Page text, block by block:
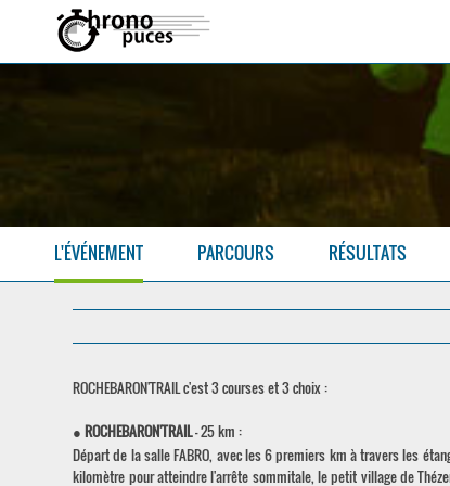
L'ÉVÉNEMENT PARCOURS RÉSULTATS
ROCHEBARON'TRAIL c'est 3 courses et 3 choix :
●ROCHEBARON'TRAIL- 25 km :
Départ de la salle FABRO, avec les 6 premiers km à travers les
kilomètre pour atteindre l'arrête sommitale, le petit village de